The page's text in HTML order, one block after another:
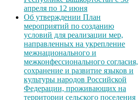
апреля по 12 июня
Об утверждении План
мероприятий по созданию
условий для реализации мер,
направленных на укрепление
межнационального и
межконфессионального согласия,
сохранение и развитие языков и
культуры народов Российской
Федерации, проживающих на
территории сельского поселения